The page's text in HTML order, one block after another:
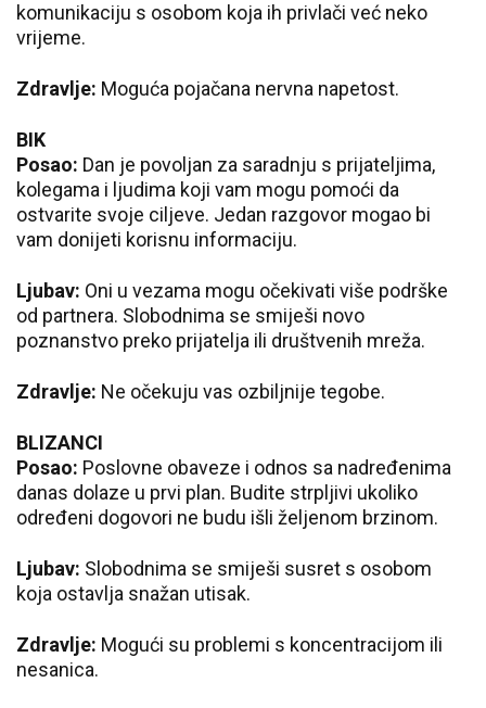
komunikaciju s osobom koja ih privlači već neko
vrijeme.
Zdravlje: Moguća pojačana nervna napetost.
BIK
Posao: Dan je povoljan za saradnju s prijateljima,
kolegama i ljudima koji vam mogu pomoći da
ostvarite svoje ciljeve. Jedan razgovor mogao bi
vam donijeti korisnu informaciju.
Ljubav: Oni u vezama mogu očekivati više podrške
od partnera. Slobodnima se smiješi novo
poznanstvo preko prijatelja ili društvenih mreža.
Zdravlje: Ne očekuju vas ozbiljnije tegobe.
BLIZANCI
Posao: Poslovne obaveze i odnos sa nadređenima
danas dolaze u prvi plan. Budite strpljivi ukoliko
određeni dogovori ne budu išli željenom brzinom.
Ljubav: Slobodnima se smiješi susret s osobom
koja ostavlja snažan utisak.
Zdravlje: Mogući su problemi s koncentracijom ili
nesanica.